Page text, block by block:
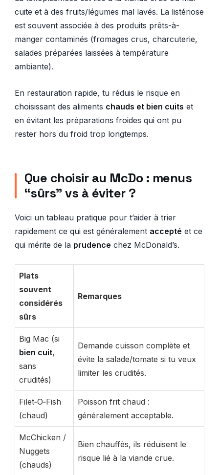
cuite et à des fruits/légumes mal lavés. La listériose
est souvent associée à des produits prêts-à-
manger contaminés (fromages crus, charcuterie,
salades préparées laissées à température
ambiante).
En restauration rapide, tu réduis le risque en
choisissant des aliments chauds et bien cuits et
en évitant les préparations froides qui ont pu
rester hors du froid trop longtemps.
Que choisir au McDo : menus
“sûrs” vs à éviter ?
Voici un tableau pratique pour t’aider à trier
rapidement ce qui est généralement accepté et ce
qui mérite de la prudence chez McDonald’s.
Plats
souvent
considérés
sûrs
Remarques
Big Mac (si
bien cuit,
sans
crudités)
Demande cuisson complète et
évite la salade/tomate si tu veux
limiter les crudités.
Filet‑O‑Fish
(chaud)
Poisson frit chaud :
généralement acceptable.
McChicken /
Nuggets
(chauds)
Bien chauffés, ils réduisent le
risque lié à la viande crue.